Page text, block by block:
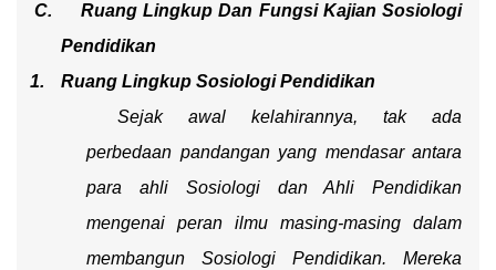
C.
Ruang Lingkup Dan Fungsi Kajian Sosiologi
Pendidikan
1.
Ruang Lingkup Sosiologi Pendidikan
Sejak awal kelahirannya, tak ada
perbedaan pandangan yang mendasar antara
para ahli Sosiologi dan Ahli Pendidikan
mengenai peran ilmu masing-masing dalam
membangun Sosiologi Pendidikan. Mereka